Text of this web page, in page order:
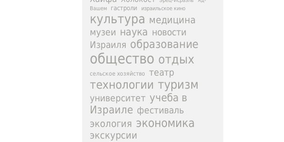
Вашем
гастроли израильское кино
культура медицина
музеи наука новости
Израиля образование
общество отдых
сельское хозяйство театр
технологии туризм
университет учеба в
Израиле фестиваль
экология экономика
экскурсии